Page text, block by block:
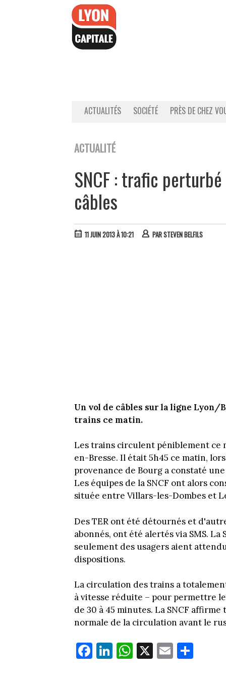
ACTUALITÉS SOCIÉTÉ PRÈS DE CHEZ
ACTUALITÉ
SNCF : trafic
câbles
11 JUIN 2013 À 10:21 PARSTEVEN BELFILS
Un vol de câbles sur la ligne
trains ce matin.
Les trains circulent péniblement ce
en-Bresse. Il était 5h45 ce matin,
provenance de Bourg a constaté
Les équipes de la SNCF ont alors
située entre Villars-les-Dombes et
Des TER ont été détournés et
abonnés, ont été alertés via SMS.
seulement des usagers aient
dispositions.
La circulation des trains a
à vitesse réduite – pour permettre
de 30 à 45 minutes. La SNCF
normale de la circulation avant le
Fa
ce
Li
nk
W
ha
X E
m